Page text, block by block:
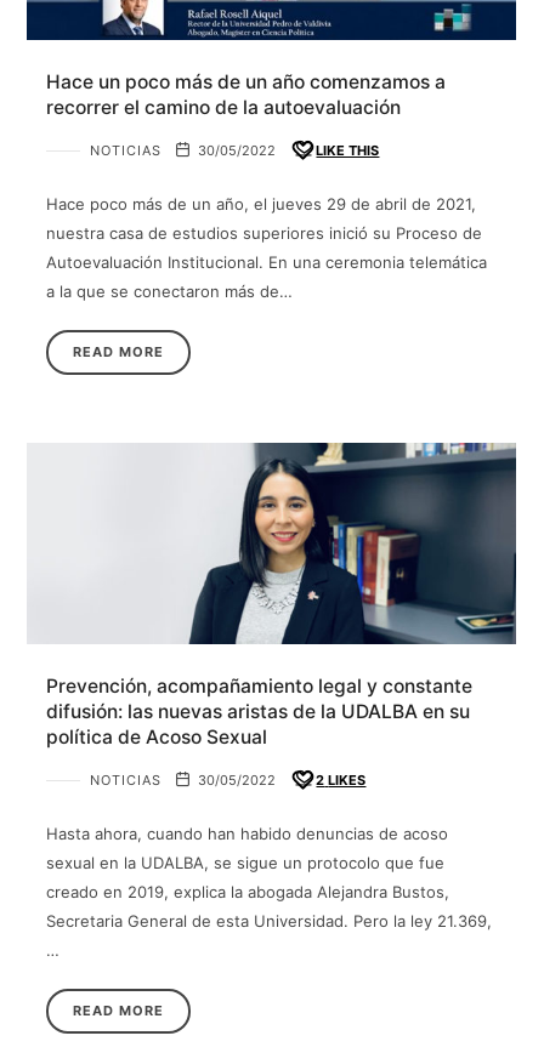
Hace un poco más de un año comenzamos a
recorrer el camino de la autoevaluación
NOTICIAS 30/05/2022 LIKE THIS
Hace poco más de un año, el jueves 29 de abril de 2021,
nuestra casa de estudios superiores inició su Proceso de
Autoevaluación Institucional. En una ceremonia telemática
a la que se conectaron más de…
READ MORE
Prevención, acompañamiento legal y constante
difusión: las nuevas aristas de la UDALBA en su
política de Acoso Sexual
NOTICIAS 30/05/2022 2 LIKES
Hasta ahora, cuando han habido denuncias de acoso
sexual en la UDALBA, se sigue un protocolo que fue
creado en 2019, explica la abogada Alejandra Bustos,
Secretaria General de esta Universidad. Pero la ley 21.369,
…
READ MORE